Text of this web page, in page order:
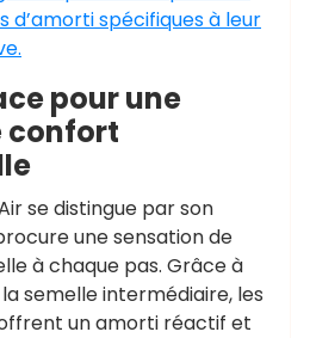
d’amorti spécifiques à leur
pour une
confort
se distingue par son
une sensation de
à chaque pas. Grâce à
semelle intermédiaire, les
un amorti réactif et